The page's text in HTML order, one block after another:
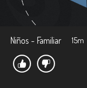
Niños - Familiar 15m